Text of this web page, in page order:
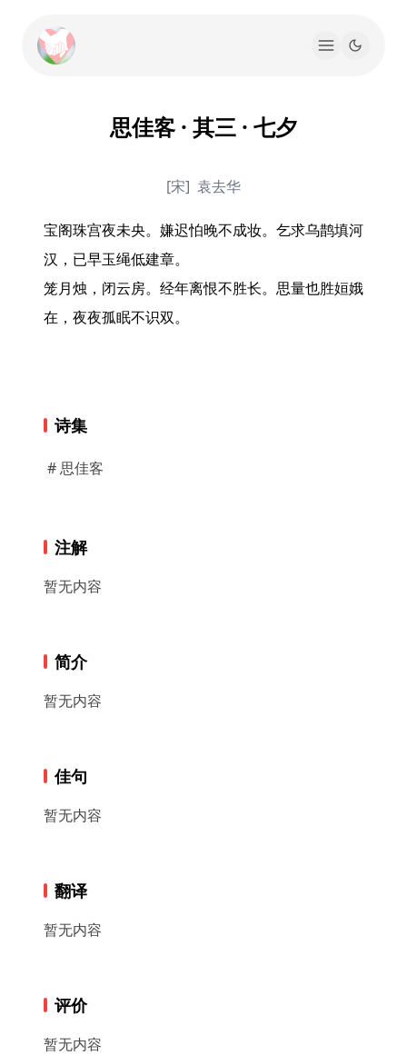
思佳客 · 其三 · 七夕
[宋] 袁去华
宝阁珠宫夜未央。嫌迟怕晚不成妆。乞求乌鹊填河
汉，已早玉绳低建章。
笼月烛，闭云房。经年离恨不胜长。思量也胜姮娥
在，夜夜孤眠不识双。
诗集
# 思佳客
注解
暂无内容
简介
暂无内容
佳句
暂无内容
翻译
暂无内容
评价
暂无内容